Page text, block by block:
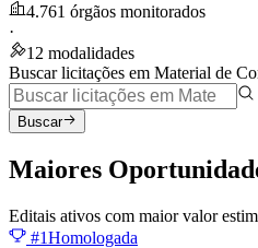
4.761 órgãos monitorados
·
12 modalidades
Buscar licitações em Material de
Buscar
Maiores
Editais ativos com maior valor
#1Homologada